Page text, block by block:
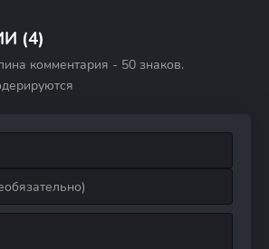
(4)
комментария - 50 знаков.